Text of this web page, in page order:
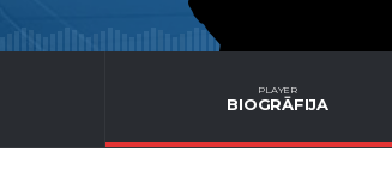
PLAYER
BIOGRĀFIJA